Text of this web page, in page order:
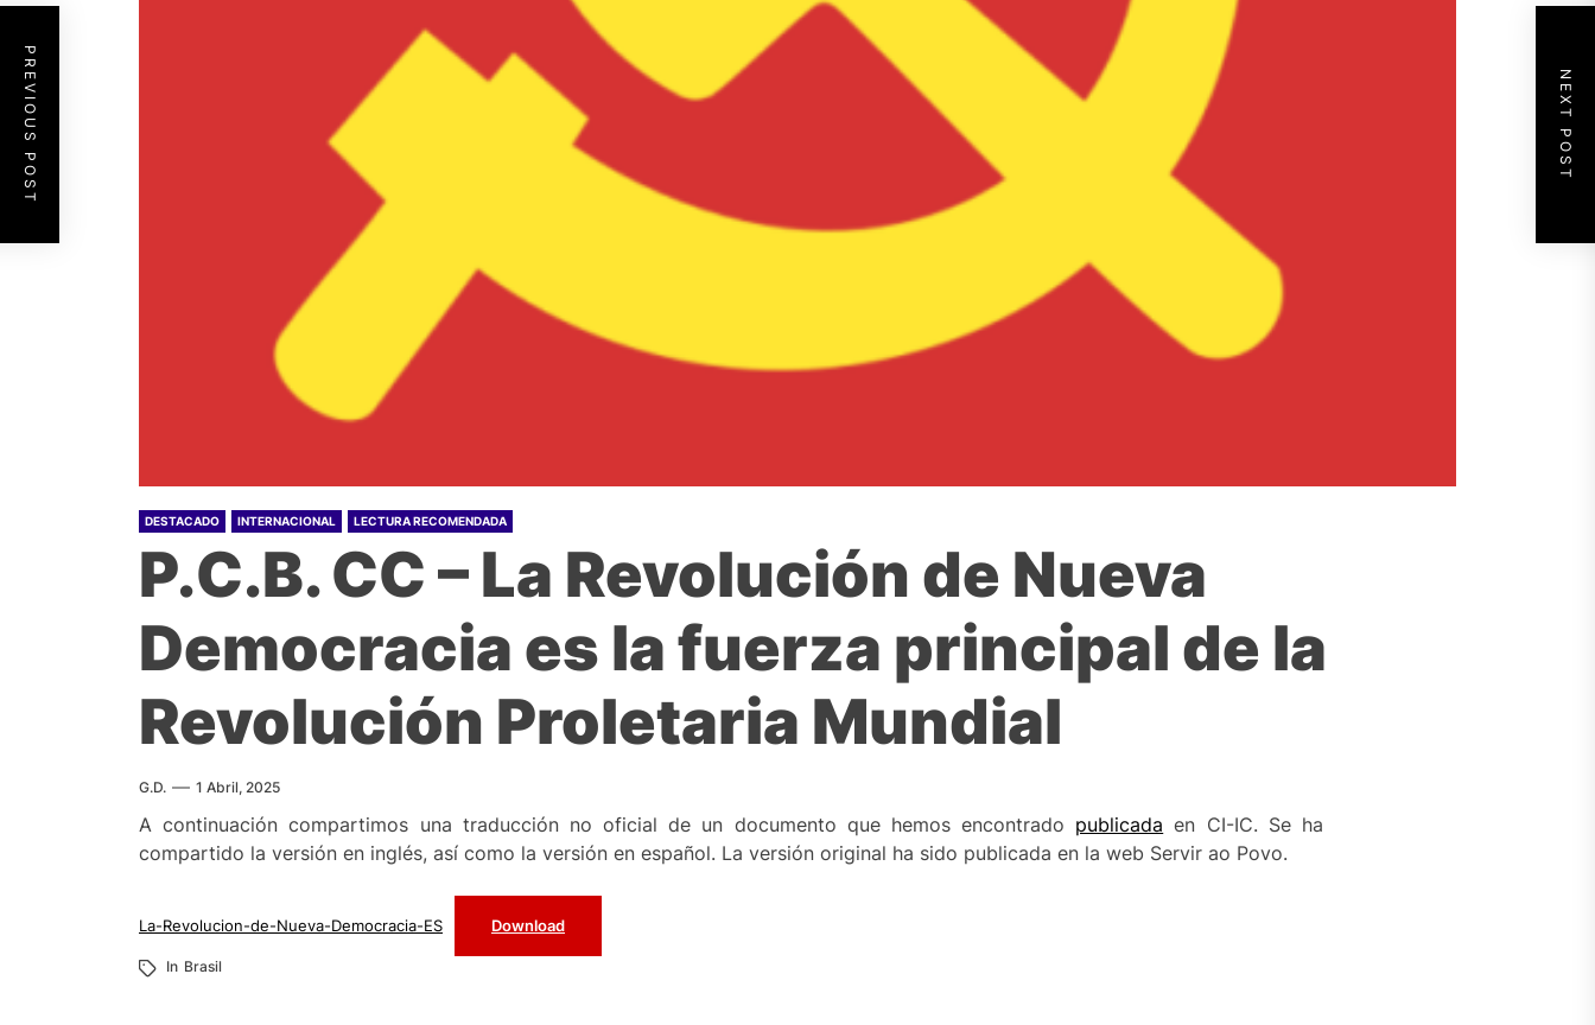
DESTACADO INTERNACIONAL LECTURA RECOMENDADA
P.C.B. CC – La Revolución de Nueva
Democracia es la fuerza principal de la
Revolución Proletaria Mundial
G.D. 1 Abril, 2025
A continuación compartimos una traducción no oficial de un documento que hemos encontrado publicada en CI-IC. Se ha
compartido la versión en inglés, así como la versión en español. La versión original ha sido publicada en la web Servir ao Povo.
La-Revolucion-de-Nueva-Democracia-ES Download
In Brasil
PREVIOUS POST NEXT POST